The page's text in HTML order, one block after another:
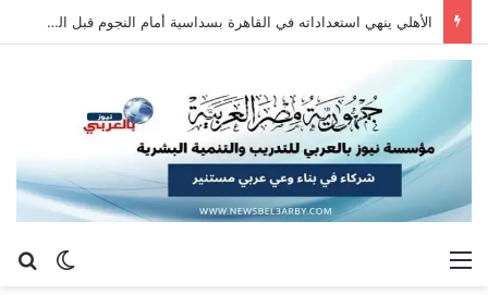
الأهلي ينهي استعداداته في القاهرة بسداسية أمام النجوم قبل السفر إلى إسبانيا
الوضع القائمة